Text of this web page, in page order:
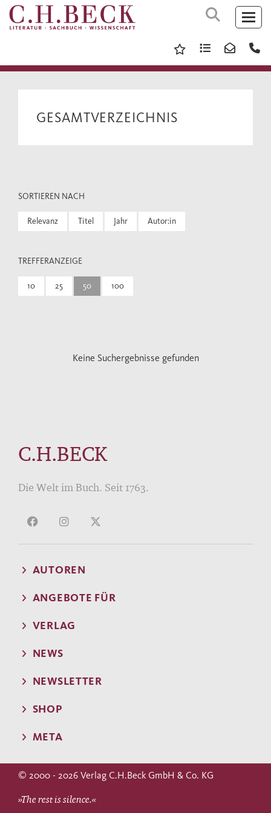
GESAMTVERZEICHNIS
SORTIEREN NACH
Relevanz Titel Jahr Autor:in
TREFFERANZEIGE
10 25 50 100
Keine Suchergebnisse gefunden
C.H.BECK
Die Welt im Buch. Seit 1763.
AUTOREN
ANGEBOTE FÜR
VERLAG
NEWS
NEWSLETTER
SHOP
META
© 2000 - 2026 Verlag C.H.Beck GmbH & Co. KG
»The rest is silence.«